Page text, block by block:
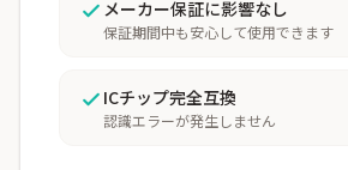
メーカー保証に影響なし
保証期間中も安心して使用できます
ICチップ完全互換
認識エラーが発生しません